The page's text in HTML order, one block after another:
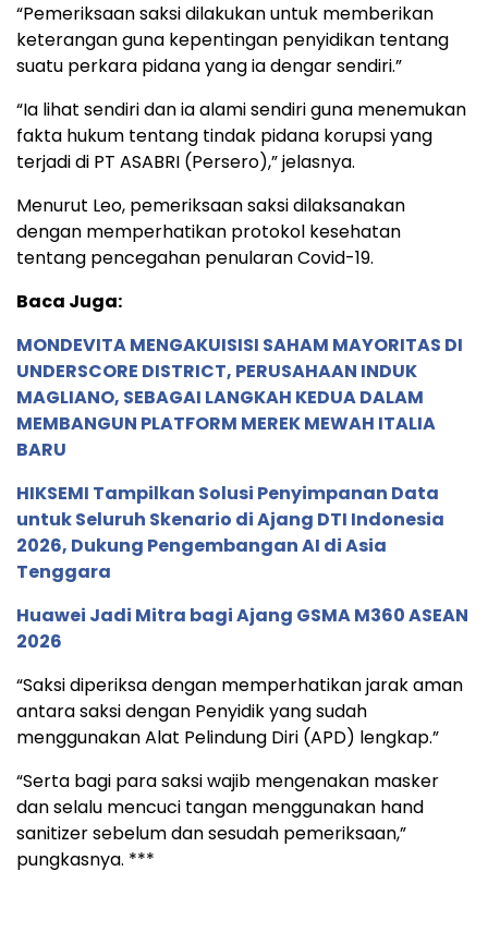
“Pemeriksaan saksi dilakukan untuk memberikan
keterangan guna kepentingan penyidikan tentang
suatu perkara pidana yang ia dengar sendiri.”
“Ia lihat sendiri dan ia alami sendiri guna menemukan
fakta hukum tentang tindak pidana korupsi yang
terjadi di PT ASABRI (Persero),” jelasnya.
Menurut Leo, pemeriksaan saksi dilaksanakan
dengan memperhatikan protokol kesehatan
tentang pencegahan penularan Covid-19.
Baca Juga:
MONDEVITA MENGAKUISISI SAHAM MAYORITAS DI
UNDERSCORE DISTRICT, PERUSAHAAN INDUK
MAGLIANO, SEBAGAI LANGKAH KEDUA DALAM
MEMBANGUN PLATFORM MEREK MEWAH ITALIA
BARU
HIKSEMI Tampilkan Solusi Penyimpanan Data
untuk Seluruh Skenario di Ajang DTI Indonesia
2026, Dukung Pengembangan AI di Asia
Tenggara
Huawei Jadi Mitra bagi Ajang GSMA M360 ASEAN
2026
“Saksi diperiksa dengan memperhatikan jarak aman
antara saksi dengan Penyidik yang sudah
menggunakan Alat Pelindung Diri (APD) lengkap.”
“Serta bagi para saksi wajib mengenakan masker
dan selalu mencuci tangan menggunakan hand
sanitizer sebelum dan sesudah pemeriksaan,”
pungkasnya. ***